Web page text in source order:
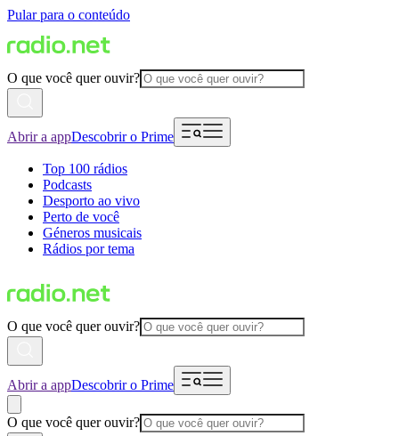
Pular para o conteúdo
O que você quer ouvir?
Abrir a appDescobrir o Prime
Top 100 rádios
Podcasts
Desporto ao vivo
Perto de você
Géneros musicais
Rádios por tema
O que você quer ouvir?
Abrir a appDescobrir o Prime
O que você quer ouvir?